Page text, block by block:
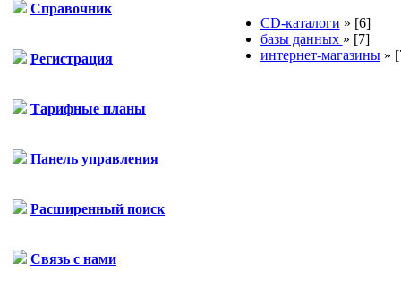
Справочник
Регистрация
Тарифные планы
Панель управления
Расширенный поиск
Связь с нами
CD-каталоги » [6]
базы данных » [7]
интернет-магазины»